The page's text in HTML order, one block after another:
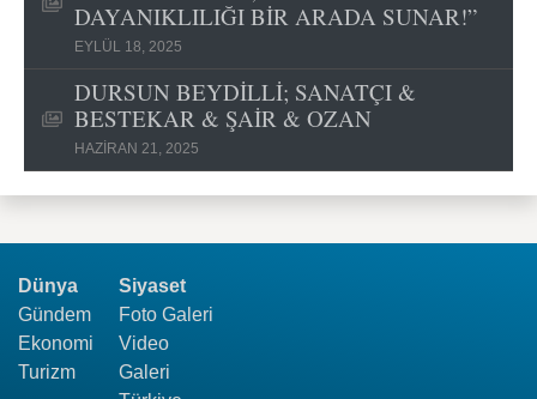
DAYANIKLILIĞI BİR ARADA SUNAR!”
EYLÜL 18, 2025
DURSUN BEYDİLLİ; SANATÇI &
BESTEKAR & ŞAİR & OZAN
HAZIRAN 21, 2025
Dünya
Gündem
Ekonomi
Turizm
Siyaset
Foto Galeri
Video
Galeri